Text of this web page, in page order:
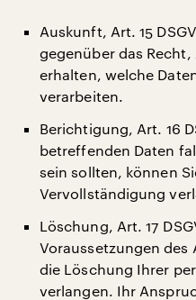
Auskunft, Art. 15
gegenüber das
erhalten, welche
verarbeiten.
Berichtigung, Art. 16
betreffenden Daten
sein sollten, können
Vervollständigung
Löschung, Art. 17
Voraussetzungen des
die Löschung Ihrer
verlangen. Ihr